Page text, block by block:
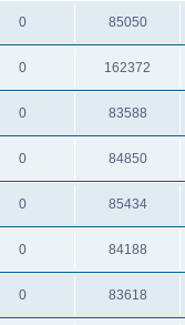
0 85050
0 162372
0 83588
0 84850
0 85434
0 84188
0 83618